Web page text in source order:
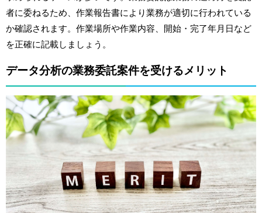
者に委ねるため、作業報告書により業務が適切に行われている
か確認されます。作業場所や作業内容、開始・完了年月日など
を正確に記載しましょう。
データ分析の業務委託案件を受けるメリット